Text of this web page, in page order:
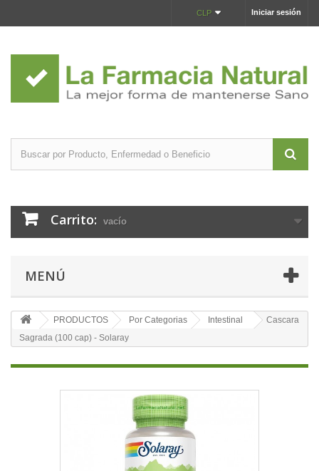
Iniciar sesión
CLP
Carrito: vacío
MENÚ
PRODUCTOS Por Categorias Intestinal
Cascara
Sagrada (100 cap) - Solaray